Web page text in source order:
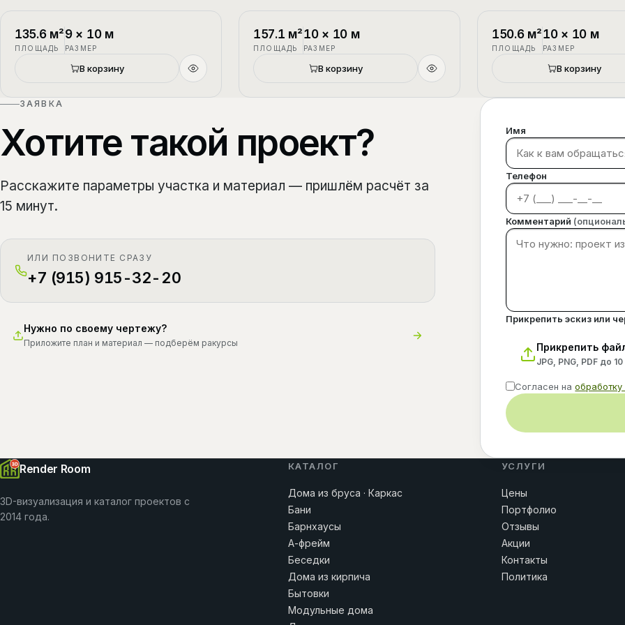
П-1
Новый
135.6м²
ПЛОЩАДЬ
9× 10м
РАЗМЕР
В корзину
П-2
157.1 м²
ПЛОЩАДЬ
10× 10 м
РАЗМЕР
В корзину
П-3
150.6м²
ПЛОЩАДЬ
10× 10 м
РАЗМЕР
В корзину
ЗАЯВКА
Хотите такой проект?
Расскажите параметры участка и материал — пришлём расчёт за
15 минут.
ИЛИ ПОЗВОНИТЕ СРАЗУ
+7 (915) 915-32-20
Нужно по своему чертежу?
Приложите план и материал — подберём ракурсы
Имя
Телефон
Комментарий
Прикрепить эскиз или
Прикрепить
JPG, PNG, PDF до
Согласен на
Render Room
3D-визуализация и каталог проектов с
2014 года.
КАТАЛОГ
Дома из бруса · Каркас
Бани
Барнхаусы
А-фрейм
Беседки
Дома из кирпича
Бытовки
Модульные дома
УСЛУГИ
Цены
Портфолио
Отзывы
Акции
Контакты
Политика